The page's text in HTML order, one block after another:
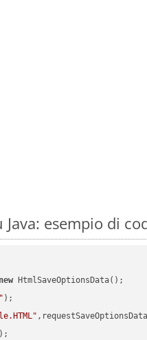
esempio di
new HtmlSaveOptionsData();
);